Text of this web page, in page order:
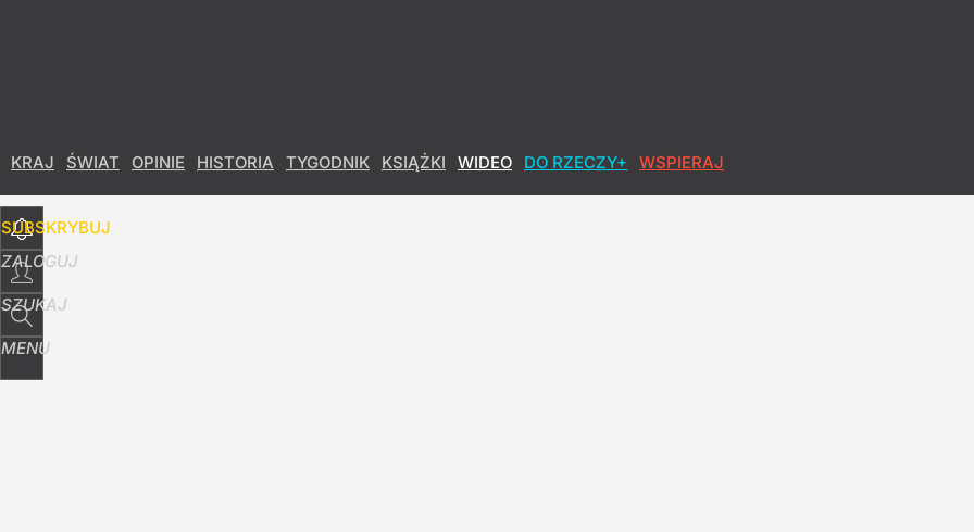
KRAJ ŚWIAT OPINIE HISTORIA TYGODNIK KSIĄŻKI WIDEO DO RZECZY+ WSPIERAJ
SUBSKRYBUJ
ZALOGUJ
SZUKAJ
MENU